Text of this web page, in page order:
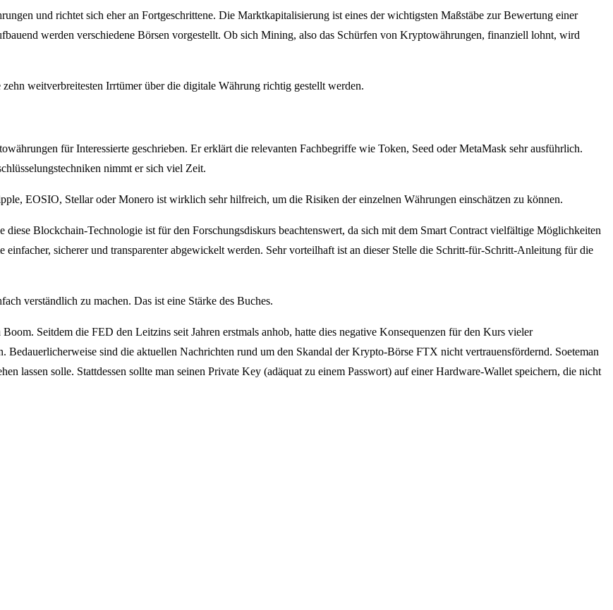
und richtet sich eher an Fortgeschrittene. Die Marktkapitalisierung ist eines der wichtigsten Maßstäbe zur Bewertung einer
werden verschiedene Börsen vorgestellt. Ob sich Mining, also das Schürfen von Kryptowährungen, finanziell lohnt, wird
weitverbreitesten Irrtümer über die digitale Währung richtig gestellt werden.
für Interessierte geschrieben. Er erklärt die relevanten Fachbegriffe wie Token, Seed oder MetaMask sehr ausführlich.
nimmt er sich viel Zeit.
EOSIO, Stellar oder Monero ist wirklich sehr hilfreich, um die Risiken der einzelnen Währungen einschätzen zu können.
diese Blockchain-Technologie ist für den Forschungsdiskurs beachtenswert, da sich mit dem Smart Contract vielfältige Möglichkeiten
sicherer und transparenter abgewickelt werden. Sehr vorteilhaft ist an dieser Stelle die Schritt-für-Schritt-Anleitung für die
verständlich zu machen. Das ist eine Stärke des Buches.
Seitdem die FED den Leitzins seit Jahren erstmals anhob, hatte dies negative Konsequenzen für den Kurs vieler
sind die aktuellen Nachrichten rund um den Skandal der Krypto-Börse FTX nicht vertrauensfördernd. Soeteman
lassen solle. Stattdessen sollte man seinen Private Key (adäquat zu einem Passwort) auf einer Hardware-Wallet speichern, die nicht